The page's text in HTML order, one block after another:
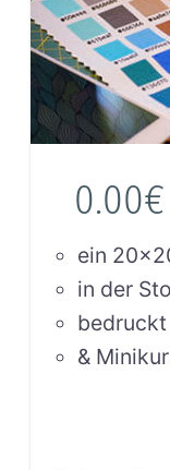
ein
in der
&